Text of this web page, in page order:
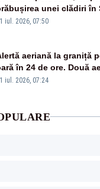
unei clădiri în
iul. 2026, 07:50
aeriană la graniță
în 24 de ore. Două
britanice au
iul. 2026, 07:24